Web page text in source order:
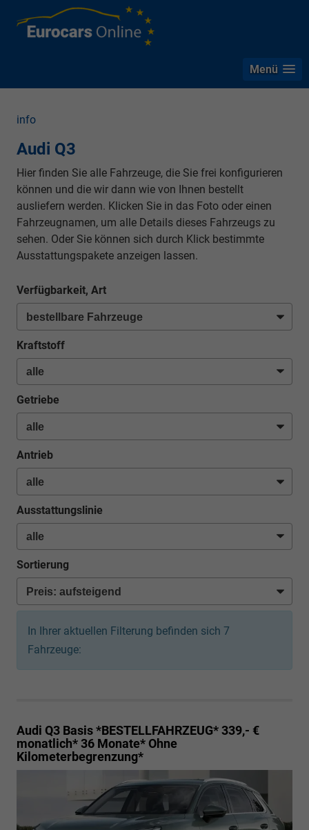
Menü
info
Audi Q3
Hier finden Sie alle Fahrzeuge, die Sie frei konfigurieren
können und die wir dann wie von Ihnen bestellt
ausliefern werden. Klicken Sie in das Foto oder einen
Fahrzeugnamen, um alle Details dieses Fahrzeugs zu
sehen. Oder Sie können sich durch Klick bestimmte
Ausstattungspakete anzeigen lassen.
Verfügbarkeit, Art
Kraftstoff
Getriebe
Antrieb
Ausstattungslinie
Sortierung
In Ihrer aktuellen Filterung befinden sich 7
Fahrzeuge:
Audi Q3 Basis *BESTELLFAHRZEUG* 339,- €
monatlich* 36 Monate* Ohne
Kilometerbegrenzung*